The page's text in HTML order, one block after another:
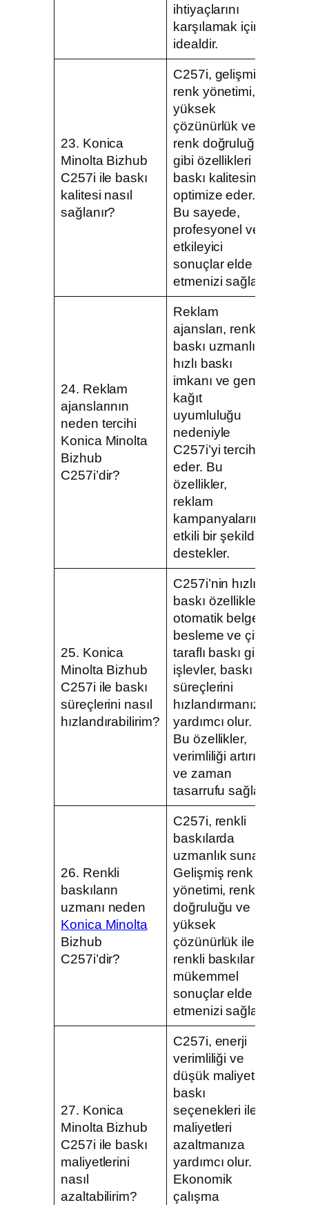
ihtiyaçlarını
karşılamak için
idealdir.
23. Konica
Minolta Bizhub
C257i ile baskı
kalitesi nasıl
sağlanır?
C257i, gelişmiş
renk yönetimi,
yüksek
çözünürlük ve
renk doğruluğu
gibi özellikleri ile
baskı kalitesini
optimize eder.
Bu sayede,
profesyonel ve
etkileyici
sonuçlar elde
etmenizi sağlar.
24. Reklam
ajanslarının
neden tercihi
Konica Minolta
Bizhub
C257i’dir?
Reklam
ajansları, renkli
baskı uzmanlığı,
hızlı baskı
imkanı ve geniş
kağıt
uyumluluğu
nedeniyle
C257i’yi tercih
eder. Bu
özellikler,
reklam
kampanyalarını
etkili bir şekilde
destekler.
25. Konica
Minolta Bizhub
C257i ile baskı
süreçlerini nasıl
hızlandırabilirim?
C257i’nin hızlı
baskı özellikleri,
otomatik belge
besleme ve çift
taraflı baskı gibi
işlevler, baskı
süreçlerini
hızlandırmanıza
yardımcı olur.
Bu özellikler,
verimliliği artırır
ve zaman
tasarrufu sağlar.
26. Renkli
baskıların
uzmanı neden
Konica Minolta
Bizhub
C257i’dir?
C257i, renkli
baskılarda
uzmanlık sunar.
Gelişmiş renk
yönetimi, renk
doğruluğu ve
yüksek
çözünürlük ile
renkli baskılarda
mükemmel
sonuçlar elde
etmenizi sağlar.
27. Konica
Minolta Bizhub
C257i ile baskı
maliyetlerini
nasıl
azaltabilirim?
C257i, enerji
verimliliği ve
düşük maliyetli
baskı
seçenekleri ile
maliyetleri
azaltmanıza
yardımcı olur.
Ekonomik
çalışma